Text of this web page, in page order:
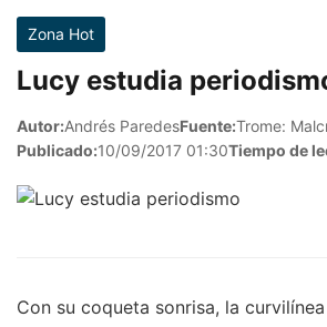
Zona Hot
Lucy estudia
Autor:Andrés ParedesFuente:Trome:
Publicado:10/09/2017 01:30Tiempo de
Con su coqueta sonrisa, la